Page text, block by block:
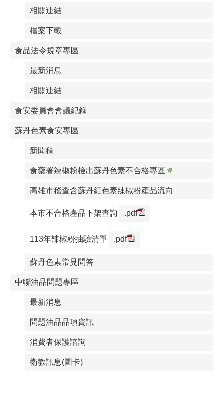
相關連結
檔案下載
食品法令規章專區
最新消息
相關連結
食安委員會會議紀錄
蘇丹色素食安專區
新聞稿
食藥署辣椒粉檢出蘇丹色素不合格專區
高雄市稽查含蘇丹紅色素辣椒粉產品流向
本市不合格產品下架查詢 .pdf
113年辣椒粉抽驗清單 .pdf
蘇丹色素常見問答
中聯油品問題專區
最新消息
問題油品品項資訊
消費者保護諮詢
衛教訊息(圖卡)